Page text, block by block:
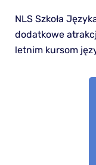
NLS Szkoła
dodatkowe
letnim kursom